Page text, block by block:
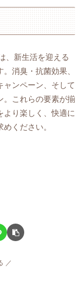
、新生活を迎える
消臭・抗菌効果、
ャンペーン、そして
。これらの要素が揃
より楽しく、快適に
ください。